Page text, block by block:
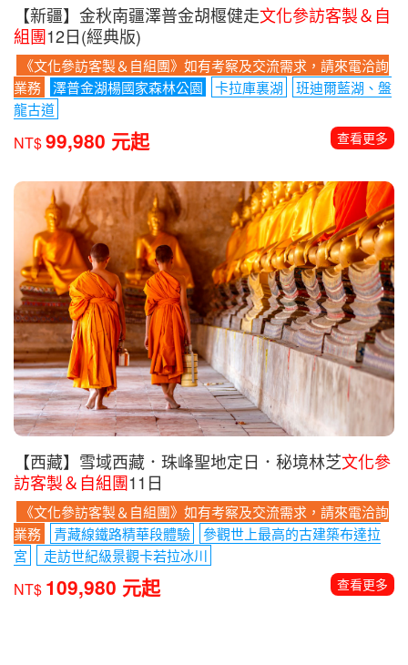
【新疆】金秋南疆澤普金胡椻健走文化參訪客製＆自
組團12日(經典版)
《文化參訪客製＆自組團》如有考察及交流需求，請來電洽詢
業務
澤普金湖楊國家森林公園 卡拉庫裏湖
班迪爾藍湖、盤
龍古道
NT$99,980 元起 查看更多
【西藏】雪域西藏．珠峰聖地定日．秘境林芝文化參
訪客製＆自組團11日
《文化參訪客製＆自組團》如有考察及交流需求，請來電洽詢
業務
青藏線鐵路精華段體驗
參觀世上最高的古建築布達拉
宮
走訪世紀級景觀卡若拉冰川
NT$ 109,980 元起 查看更多